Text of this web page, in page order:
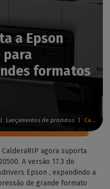
a Epson
para
formatos
Lançamentos de produtos CalderaRIP suporta a Epson SureColor P20500 para impressão de grandes formatos
agora suporta
A versão 17.3 do
Epson , expandindo a
de grande formato